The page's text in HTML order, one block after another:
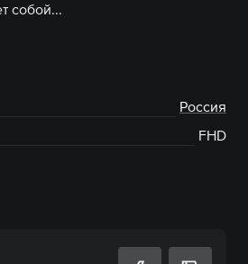
собой...
Россия
FHD